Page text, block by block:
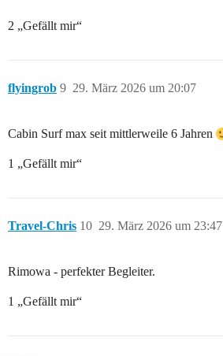
2 „Gefällt mir“
flyingrob 29. März 2026 um 20:07
9
Cabin Surf max seit mittlerweile 6 Jahren
1 „Gefällt mir“
Travel-Chris 29. März 2026 um 23:47
10
Rimowa - perfekter Begleiter.
1 „Gefällt mir“